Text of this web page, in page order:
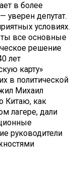
в более
уверен депутат.
условиях.
все основные
решение
лет
карту»
в политической
Михаил
Китаю, как
лагере, дали
руководители